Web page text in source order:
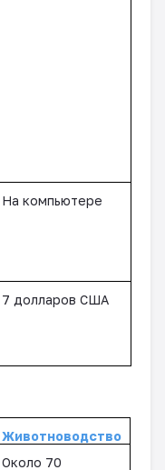
На компьютере
7 долларов США
Животноводство
Около 70